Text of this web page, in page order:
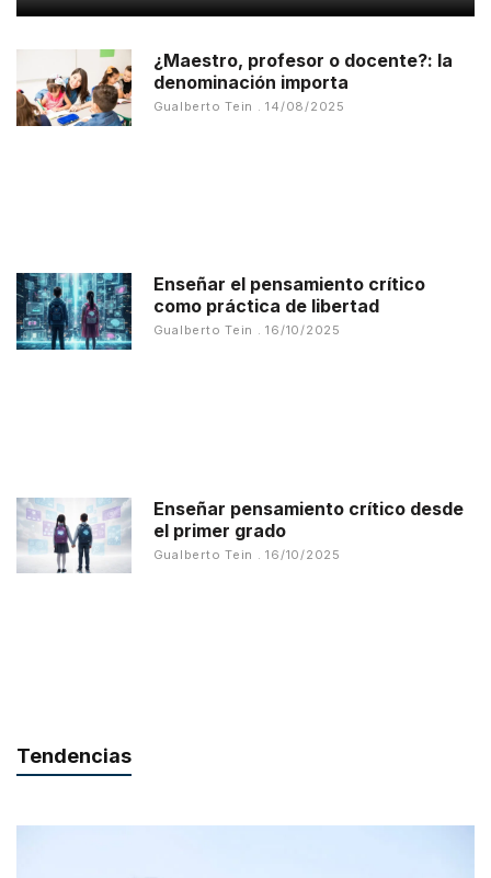
¿Maestro, profesor o docente?: la
denominación importa
Gualberto Tein 14/08/2025
Enseñar el pensamiento crítico
como práctica de libertad
Gualberto Tein 16/10/2025
Enseñar pensamiento crítico desde
el primer grado
Gualberto Tein 16/10/2025
Tendencias